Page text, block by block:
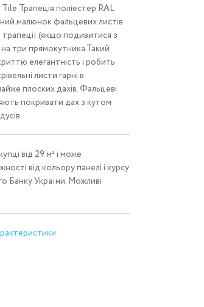
Трапеція поліестер RAL
малюнок фальцевих листів.
(якщо подивитися з
три прямокутника.Такий
елегантність і робить
листи гарні в
плоских дахів. Фальцеві
покривати дах з кутом
від 29 м² і може
від кольору панелі і курсу
Банку України. Можливі